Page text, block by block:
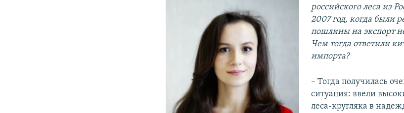
российского леса из
2007 год, когда были
пошлины на экспорт
Чем тогда ответили
импорта?
– Тогда получилась
ситуация: ввели
леса-кругляка в